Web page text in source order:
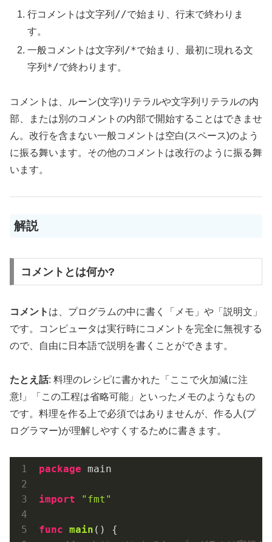
行コメントは文字列 //で始まり、行末で終わりま
す。
一般コメントは文字列 /*で始まり、最初に現れる文
字列 */で終わります。
コメントは、ルーン(文字)リテラルや文字列リテラルの内
部、または別のコメントの内部で開始することはできませ
ん。改行を含まない一般コメントは空白(スペース)のよう
に振る舞います。その他のコメントは改行のように振る舞
います。
解説
コメントとは何か?
コメント は、プログラムの中に書く「メモ」や「説明文」
です。コンピュータは実行時にコメントを完全に無視する
ので、自由に日本語で説明を書くことができます。
たとえ話: 料理のレシピに書かれた「ここで火加減に注
意!」「この工程は省略可能」といったメモのようなもの
です。料理を作る上で必須ではありませんが、作る人(プ
ログラマー)が理解しやすくするために書きます。
package main
import "fmt"
func main ()
{